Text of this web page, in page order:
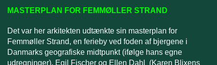
MASTERPLAN FOR FEMMØLLER STRAND
Det var her arkitekten udtænkte sin masterplan for
Femmøller Strand, en ferieby ved foden af bjergene i
Danmarks geografiske midtpunkt (ifølge hans egne
udregninger). Egil Fischer og Ellen Dahl (Karen Blixens